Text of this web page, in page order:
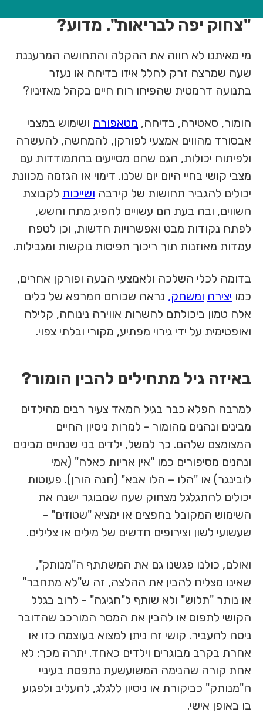
"צחוק יפה לבריאות". מדוע?
מי מאיתנו לא חווה את ההקלה והתחושה המרעננת
שעה שמרצה זרק לחלל איזו בדיחה או נעזר
בתנועה דרמטית שהפיחו רוח חיים בקהל מאזיניו?
הומור, סאטירה, בדיחה, מטאפורה ושימוש במצבי
אבסורד מהווים אמצעי לפורקן, להמחשה, להעשרה
ולפיתוח יכולות, הגם שהם מסייעים בהתמודדות עם
מצבי קושי בחיי היום יום שלנו. דימוי או הגזמה מכוונת
יכולים להגביר תחושות של קירבה ושייכות לקבוצת
השווים, ובה בעת הם עשויים להפיג מתח וחשש,
לפתח נקודות מבט ואפשרויות חדשות, וכן לטפח
עמדות מאוזנות תוך ריכוך תפיסות נוקשות ומגבילות.
בדומה לכלי השלכה ולאמצעי הבעה ופורקן אחרים,
כמו יצירה ומשחק, נראה שכוחם המרפא של כלים
אלה טמון ביכולתם להשרות אווירה נינוחה, קלילה
ואופטימית על ידי גירוי מפתיע, מקורי ובלתי צפוי.
באיזה גיל מתחילים להבין הומור?
למרבה הפלא כבר בגיל המאד צעיר רבים מהילדים
מבינים ונהנים מהומור - למרות ניסיון החיים
המצומצם שלהם. כך למשל, ילדים בני שנתיים מבינים
ונהנים מסיפורים כמו "אין אריות כאלה" (אמי
לובינגר) או "הלו – הלו אבא" (חנה הורן). פעוטות
יכולים להתגלגל מצחוק שעה שמבוגר ישנה את
השימוש המקובל בחפצים או ימציא "שטוזים" -
שעשועי לשון וצירופים חדשים של מילים או צלילים.
ואולם, כולנו פגשנו גם את המשתתף ה"מנותק",
שאינו מצליח להבין את ההלצה, זה ש"לא מתחבר"
או נותר "תלוש" ולא שותף ל"חגיגה" - לרוב בגלל
הקושי לתפוס או להבין את המסר המורכב שהדובר
ניסה להעביר. קושי זה ניתן למצוא בעוצמה כזו או
אחרת בקרב מבוגרים וילדים כאחד. יתרה מכך: לא
אחת קורה שהנימה המשועשעת נתפסת בעיניי
ה"מנותק" כביקורת או ניסיון ללגלג, להעליב ולפגוע
בו באופן אישי.